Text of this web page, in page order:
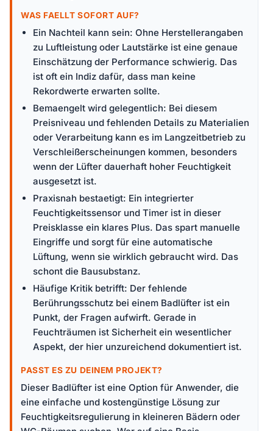
WAS FAELLT SOFORT AUF?
Ein Nachteil kann sein: Ohne Herstellerangaben
zu Luftleistung oder Lautstärke ist eine genaue
Einschätzung der Performance schwierig. Das
ist oft ein Indiz dafür, dass man keine
Rekordwerte erwarten sollte.
Bemaengelt wird gelegentlich: Bei diesem
Preisniveau und fehlenden Details zu Materialien
oder Verarbeitung kann es im Langzeitbetrieb zu
Verschleißerscheinungen kommen, besonders
wenn der Lüfter dauerhaft hoher Feuchtigkeit
ausgesetzt ist.
Praxisnah bestaetigt: Ein integrierter
Feuchtigkeitssensor und Timer ist in dieser
Preisklasse ein klares Plus. Das spart manuelle
Eingriffe und sorgt für eine automatische
Lüftung, wenn sie wirklich gebraucht wird. Das
schont die Bausubstanz.
Häufige Kritik betrifft: Der fehlende
Berührungsschutz bei einem Badlüfter ist ein
Punkt, der Fragen aufwirft. Gerade in
Feuchträumen ist Sicherheit ein wesentlicher
Aspekt, der hier unzureichend dokumentiert ist.
PASST ES ZU DEINEM PROJEKT?
Dieser Badlüfter ist eine Option für Anwender, die
eine einfache und kostengünstige Lösung zur
Feuchtigkeitsregulierung in kleineren Bädern oder